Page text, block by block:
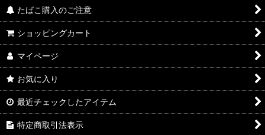
たばこ購入のご注意
ショッピングカート
マイページ
お気に入り
最近チェックしたアイテム
特定商取引法表示